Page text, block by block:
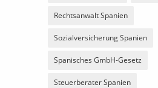
Rechtsanwalt Spanien
Sozialversicherung Spanien
Spanisches GmbH-Gesetz
Steuerberater Spanien